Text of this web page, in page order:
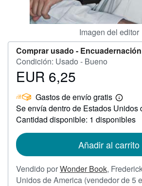
Imagen del editor
Comprar usado -
Condición: Usado - Bueno
Precio
6,25
EUR 6,25
Gastos de envío gratis
Más
sobre
las
envío
Se envía dentro de Estados Unidos
Cantidad disponible: 1 disponibles
Añadir al carrito
Vendido porWonder Book,
Unidos de America (vendedor de 5